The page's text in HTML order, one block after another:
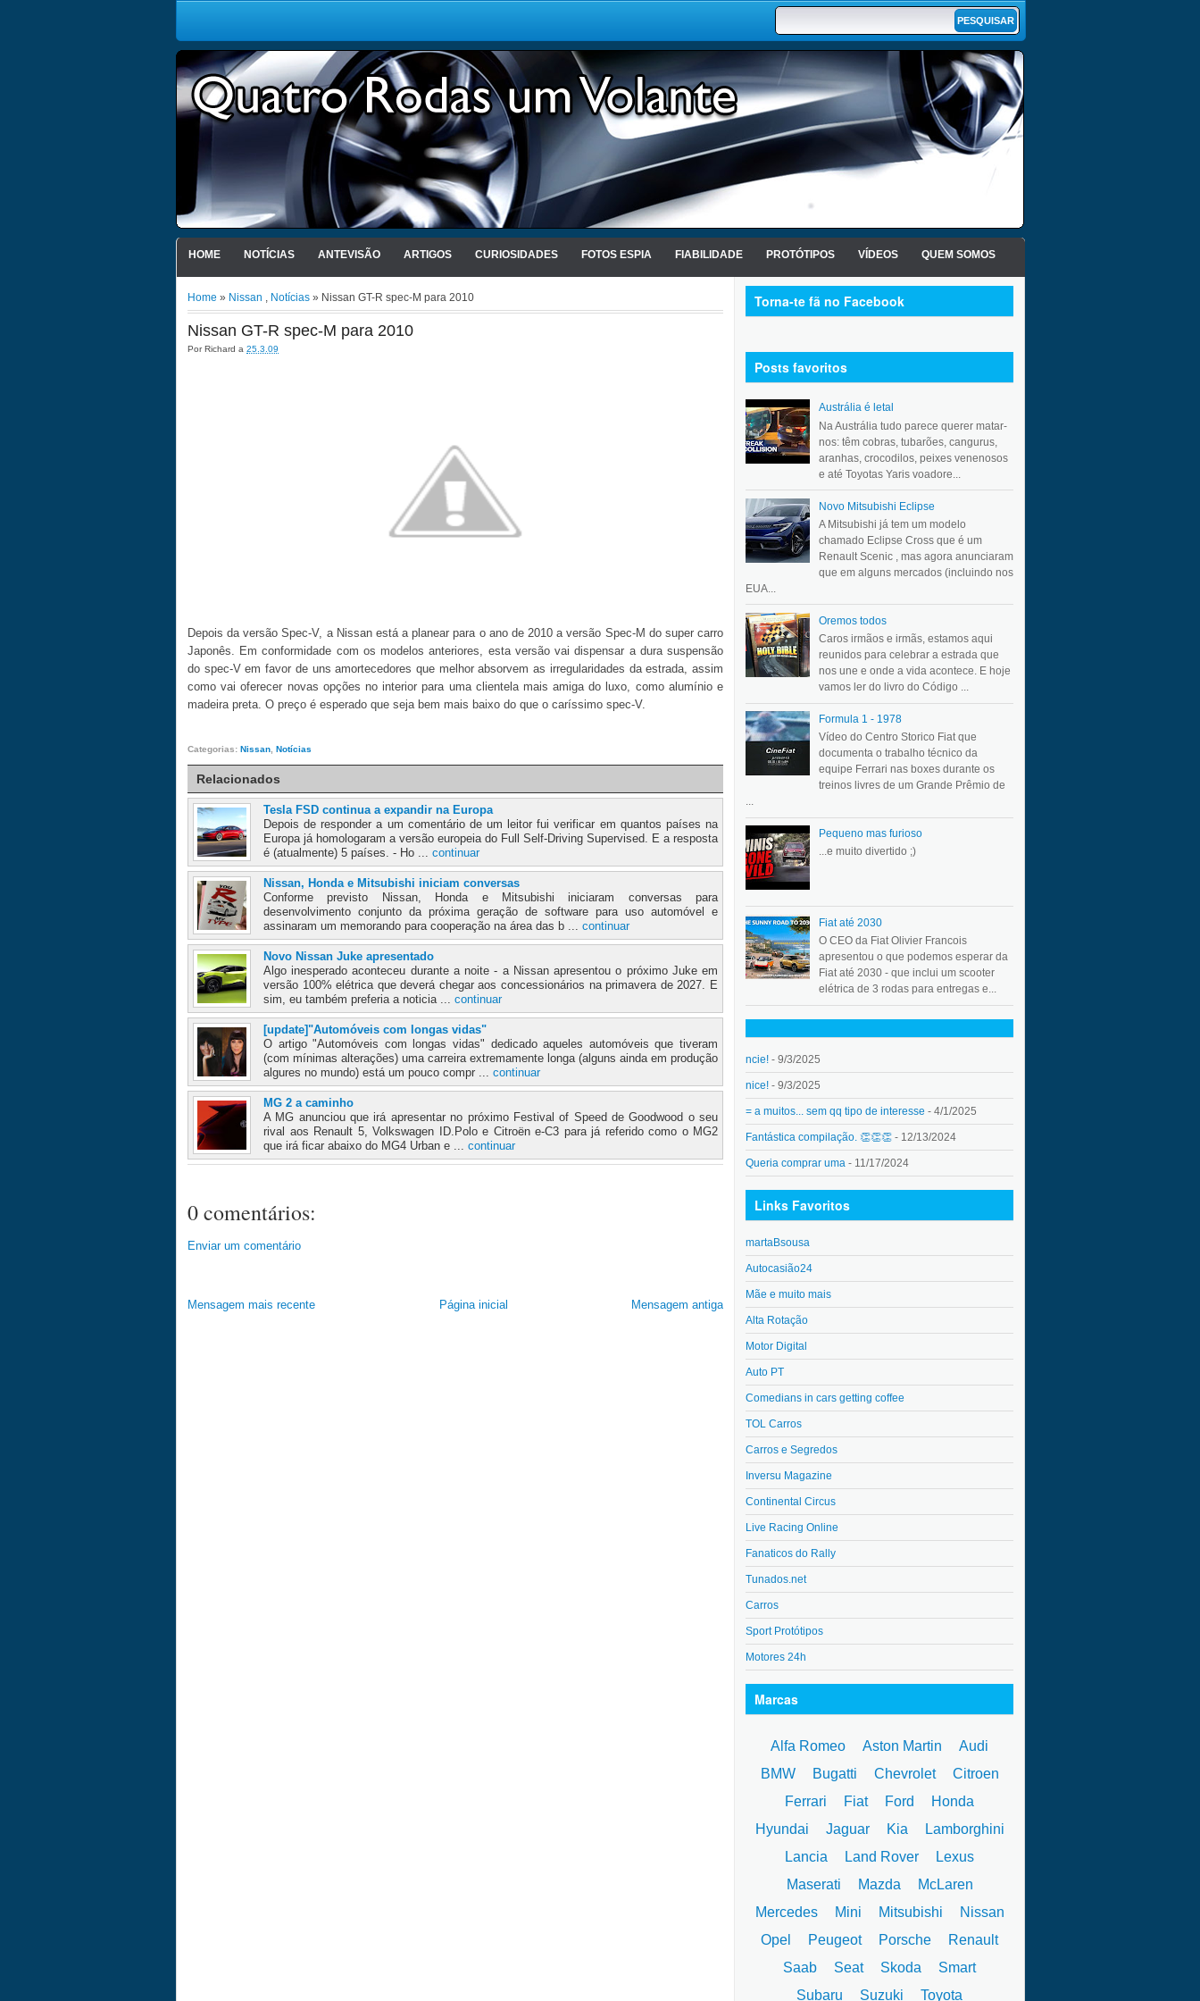
HOME NOTÍCIAS ANTEVISÃO ARTIGOS CURIOSIDADES FOTOS ESPIA FIABILIDADE PROTÓTIPOS VÍDEOS QUEM SOMOS
Home » Nissan , Notícias » Nissan GT-R spec-M para 2010
Nissan GT-R spec-M para 2010
PorRichard a 25.3.09
Depois da versão Spec-V, a Nissan está a planear para o ano de 2010 a versão Spec-M do super carro
Japonês. Em conformidade com os modelos anteriores, esta versão vai dispensar a dura suspensão
do spec-V em favor de uns amortecedores que melhor absorvem as irregularidades da estrada, assim
como vai oferecer novas opções no interior para uma clientela mais amiga do luxo, como alumínio e
madeira preta. O preço é esperado que seja bem mais baixo do que o caríssimo spec-V.
Categorias: Nissan Notícias
Relacionados
Tesla FSD continua a expandir na Europa
Depois de responder a um comentário de um leitor fui verificar em quantos países na
Europa já homologaram a versão europeia do Full Self-Driving Supervised. E a resposta
é (atualmente) 5 países. - Ho ... continuar
Nissan, Honda e Mitsubishi iniciam conversas
Conforme previsto Nissan, Honda e Mitsubishi iniciaram conversas para
desenvolvimento conjunto da próxima geração de software para uso automóvel e
assinaram um memorando para cooperação na área das b ... continuar
Novo Nissan Juke apresentado
Algo inesperado aconteceu durante a noite - a Nissan apresentou o próximo Juke em
versão 100% elétrica que deverá chegar aos concessionários na primavera de 2027. E
sim, eu também preferia a noticia ... continuar
[update]"Automóveis com longas vidas"
O artigo "Automóveis com longas vidas" dedicado aqueles automóveis que tiveram
(com mínimas alterações) uma carreira extremamente longa (alguns ainda em produção
algures no mundo) está um pouco compr ... continuar
MG 2 a caminho
A MG anunciou que irá apresentar no próximo Festival of Speed de Goodwood o seu
rival aos Renault 5, Volkswagen ID.Polo e Citroën e-C3 para já referido como o MG2
que irá ficar abaixo do MG4 Urban e ... continuar
0 comentários:
Enviar um comentário
Mensagem mais recente Mensagem antiga
Página inicial
Torna-te fã no Facebook
Posts favoritos
Austrália é letal
Na Austrália tudo parece querer matar-
nos: têm cobras, tubarões, cangurus,
aranhas, crocodilos, peixes venenosos
e até Toyotas Yaris voadore...
Novo Mitsubishi Eclipse
A Mitsubishi já tem um modelo
chamado Eclipse Cross que é um
Renault Scenic , mas agora anunciaram
que em alguns mercados (incluindo nos
EUA...
Oremos todos
Caros irmãos e irmãs, estamos aqui
reunidos para celebrar a estrada que
nos une e onde a vida acontece. E hoje
vamos ler do livro do Código ...
Formula 1 - 1978
Vídeo do Centro Storico Fiat que
documenta o trabalho técnico da
equipe Ferrari nas boxes durante os
treinos livres de um Grande Prêmio de
...
Pequeno mas furioso
...e muito divertido ;)
Fiat até 2030
O CEO da Fiat Olivier Francois
apresentou o que podemos esperar da
Fiat até 2030 - que inclui um scooter
elétrica de 3 rodas para entregas e...
ncie! - 9/3/2025
nice! - 9/3/2025
= a muitos... sem qq tipo de interesse - 4/1/2025
Fantástica compilação. 👏👏👏 - 12/13/2024
Queria comprar uma - 11/17/2024
Links Favoritos
martaBsousa
Autocasião24
Mãe e muito mais
Alta Rotação
Motor Digital
Auto PT
Comedians in cars getting coffee
TOL Carros
Carros e Segredos
Inversu Magazine
Continental Circus
Live Racing Online
Fanaticos do Rally
Tunados.net
Carros
Sport Protótipos
Motores 24h
Marcas
Alfa Romeo Aston Martin
Audi
BMW
Bugatti Chevrolet
Citroen
Ferrari
Fiat Ford
Honda
Hyundai
Jaguar Kia
Lamborghini
Lancia
Land Rover
Lexus
Maserati
Mazda
McLaren
Mercedes
Mini Mitsubishi
Nissan
Opel
Peugeot Porsche
Renault
Saab
Seat Skoda
Smart
Subaru
Suzuki Toyota